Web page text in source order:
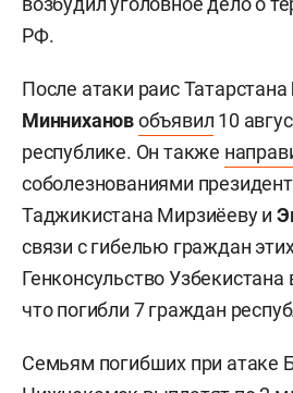
РФ.
После атаки раис Татарстана
Миннихановобъявил 10
республике. Он также
соболезнованиями
Таджикистана Мирзиёеву и
связи с гибелью граждан
Генконсульство Узбекистана
что погибли 7 граждан
Семьям погибших при атаке